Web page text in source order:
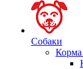
Собаки
Корма